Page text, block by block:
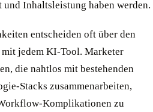
Inhaltsleistung haben werden.
entscheiden oft über den
jedem KI-Tool. Marketer
die nahtlos mit bestehenden
Stacks zusammenarbeiten,
Komplikationen zu